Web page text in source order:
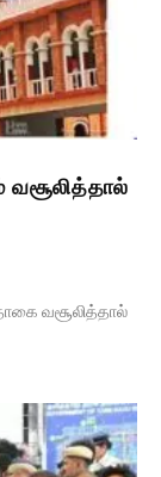
வசூலித்தால்